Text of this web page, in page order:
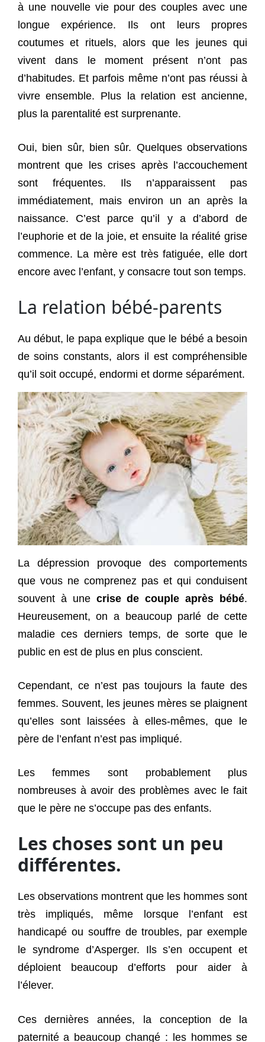
à une nouvelle vie pour des couples avec une
longue expérience. Ils ont leurs propres
coutumes et rituels, alors que les jeunes qui
vivent dans le moment présent n’ont pas
d’habitudes. Et parfois même n’ont pas réussi à
vivre ensemble. Plus la relation est ancienne,
plus la parentalité est surprenante.
Oui, bien sûr, bien sûr. Quelques observations
montrent que les crises après l’accouchement
sont fréquentes. Ils n’apparaissent pas
immédiatement, mais environ un an après la
naissance. C’est parce qu’il y a d’abord de
l’euphorie et de la joie, et ensuite la réalité grise
commence. La mère est très fatiguée, elle dort
encore avec l’enfant, y consacre tout son temps.
La relation bébé-parents
Au début, le papa explique que le bébé a besoin
de soins constants, alors il est compréhensible
qu’il soit occupé, endormi et dorme séparément.
La dépression provoque des comportements
que vous ne comprenez pas et qui conduisent
souvent à une crise de couple après bébé.
Heureusement, on a beaucoup parlé de cette
maladie ces derniers temps, de sorte que le
public en est de plus en plus conscient.
Cependant, ce n’est pas toujours la faute des
femmes. Souvent, les jeunes mères se plaignent
qu’elles sont laissées à elles-mêmes, que le
père de l’enfant n’est pas impliqué.
Les femmes sont probablement plus
nombreuses à avoir des problèmes avec le fait
que le père ne s’occupe pas des enfants.
Les choses sont un peu
différentes.
Les observations montrent que les hommes sont
très impliqués, même lorsque l’enfant est
handicapé ou souffre de troubles, par exemple
le syndrome d’Asperger. Ils s’en occupent et
déploient beaucoup d’efforts pour aider à
l’élever.
Ces dernières années, la conception de la
paternité a beaucoup changé : les hommes se